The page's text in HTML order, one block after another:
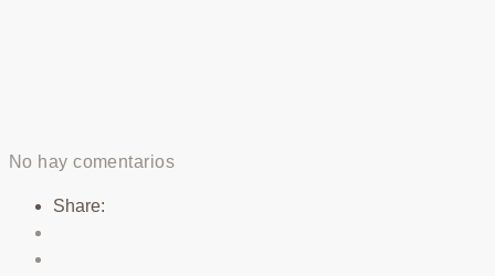
No hay comentarios
Share: